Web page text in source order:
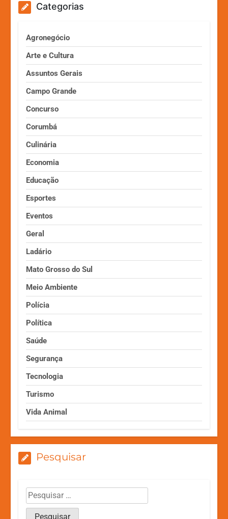
Categorias
Agronegócio
Arte e Cultura
Assuntos Gerais
Campo Grande
Concurso
Corumbá
Culinária
Economia
Educação
Esportes
Eventos
Geral
Ladário
Mato Grosso do Sul
Meio Ambiente
Polícia
Política
Saúde
Segurança
Tecnologia
Turismo
Vida Animal
Pesquisar